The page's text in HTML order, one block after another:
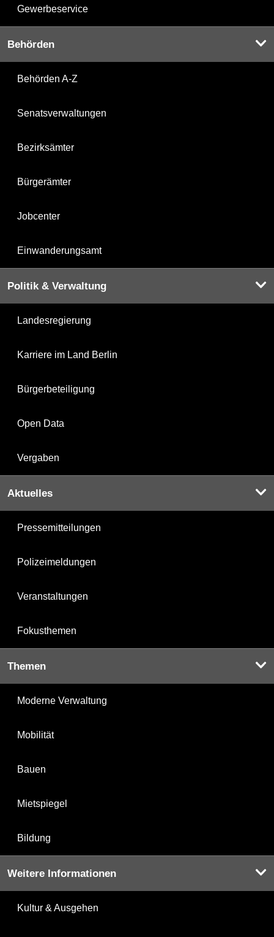
Gewerbeservice
Behörden
Behörden A-Z
Senatsverwaltungen
Bezirksämter
Bürgerämter
Jobcenter
Einwanderungsamt
Politik & Verwaltung
Landesregierung
Karriere im Land Berlin
Bürgerbeteiligung
Open Data
Vergaben
Aktuelles
Pressemitteilungen
Polizeimeldungen
Veranstaltungen
Fokusthemen
Themen
Moderne Verwaltung
Mobilität
Bauen
Mietspiegel
Bildung
Weitere Informationen
Kultur & Ausgehen